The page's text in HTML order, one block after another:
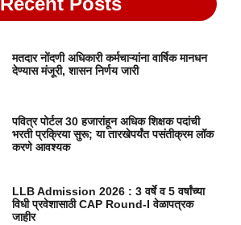
मतदार नोंदणी अधिकारी कर्मचाऱ्यांना वार्षिक मानधन
देण्यास मंजूरी, शासन निर्णय जारी
पवित्र पोर्टल 30 हजारांहून अधिक शिक्षक पदांची
भरती प्रक्रिया सुरू; या तारखेपर्यंत पसंतीक्रम लॉक
करणे आवश्यक
LLB Admission 2026 : 3 वर्षे व 5 वर्षांच्या
विधी प्रवेशासाठी CAP Round-I वेळापत्रक
जाहीर